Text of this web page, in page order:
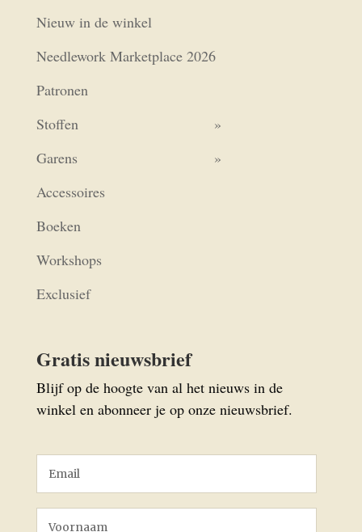
Nieuw in de winkel
Needlework Marketplace 2026
Patronen
Stoffen
Garens
Accessoires
Boeken
Workshops
Exclusief
Gratis nieuwsbrief
Blijf op de hoogte van al het nieuws in de
winkel en abonneer je op onze nieuwsbrief.